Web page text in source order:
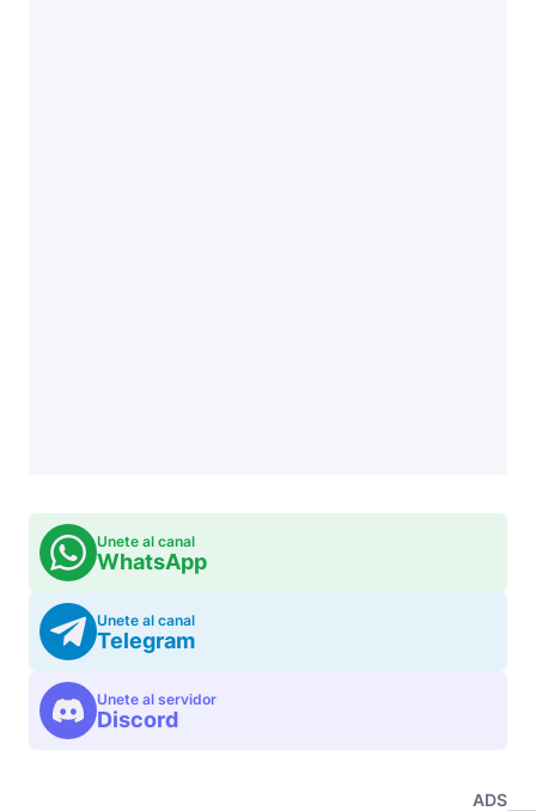
Unete al canal
WhatsApp
Unete al canal
Telegram
Unete al servidor
Discord
ADS